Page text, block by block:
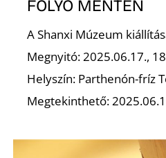
FOLYÓ MENTÉN
A Shanxi Múzeum
Megnyitó: 2025.06.17.,
Helyszín: Parthenón-fríz
Megtekinthető: